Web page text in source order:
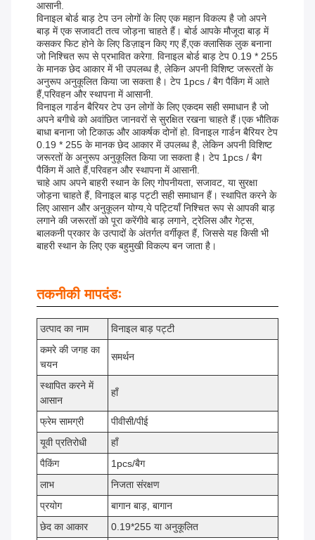
आसानी.
विनाइल बोर्ड बाड़ टेप उन लोगों के लिए एक महान विकल्प है जो अपने
बाड़ में एक सजावटी तत्व जोड़ना चाहते हैं। बोर्ड आपके मौजूदा बाड़ में
कसकर फिट होने के लिए डिज़ाइन किए गए हैं,एक क्लासिक लुक बनाना
जो निश्चित रूप से प्रभावित करेगा. विनाइल बोर्ड बाड़ टेप 0.19 * 255
के मानक छेद आकार में भी उपलब्ध है, लेकिन अपनी विशिष्ट जरूरतों के
अनुरूप अनुकूलित किया जा सकता है। टेप 1pcs / बैग पैकिंग में आते
हैं,परिवहन और स्थापना में आसानी.
विनाइल गार्डन बैरियर टेप उन लोगों के लिए एकदम सही समाधान है जो
अपने बगीचे को अवांछित जानवरों से सुरक्षित रखना चाहते हैं।एक भौतिक
बाधा बनाना जो टिकाऊ और आकर्षक दोनों हो. विनाइल गार्डन बैरियर टेप
0.19 * 255 के मानक छेद आकार में उपलब्ध है, लेकिन अपनी विशिष्ट
जरूरतों के अनुरूप अनुकूलित किया जा सकता है। टेप 1pcs / बैग
पैकिंग में आते हैं,परिवहन और स्थापना में आसानी.
चाहे आप अपने बाहरी स्थान के लिए गोपनीयता, सजावट, या सुरक्षा
जोड़ना चाहते हैं, विनाइल बाड़ पट्टी सही समाधान हैं। स्थापित करने के
लिए आसान और अनुकूलन योग्य,ये पट्टियाँ निश्चित रूप से आपकी बाड़
लगाने की जरूरतों को पूरा करेंगीवे बाड़ लगाने, ट्रेलिस और गेट्स,
बालकनी प्रकार के उत्पादों के अंतर्गत वर्गीकृत हैं, जिससे यह किसी भी
बाहरी स्थान के लिए एक बहुमुखी विकल्प बन जाता है।
तकनीकी मापदंडः
उत्पाद का नाम
विनाइल बाड़ पट्टी
कमरे की जगह का
चयन
समर्थन
स्थापित करने में
आसान
हाँ
फ्रेम सामग्री
पीवीसी/पीई
यूवी प्रतिरोधी
हाँ
पैकिंग
1pcs/बैग
लाभ
निजता संरक्षण
प्रयोग
बागान बाड़, बागान
छेद का आकार
0.19*255 या अनुकूलित